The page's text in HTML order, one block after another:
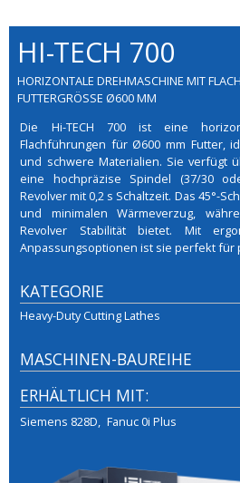
HI-TECH 700
HORIZONTALE DREHMASCHINE MIT
FUTTERGRÖSSE Ø600 MM
Die Hi-TECH 700 ist eine
Flachführungen für Ø600 mm Futter,
und schwere Materialien. Sie verfügt
eine hochpräzise Spindel (37/30
Revolver mit 0,2 s Schaltzeit. Das 45°-
und minimalen Wärmeverzug,
Revolver Stabilität bietet. Mit
Anpassungsoptionen ist sie perfekt für
KATEGORIE
Heavy-Duty Cutting Lathes
MASCHINEN-BAUREIHE
ERHÄLTLICH MIT:
Siemens 828D Fanuc 0i Plus